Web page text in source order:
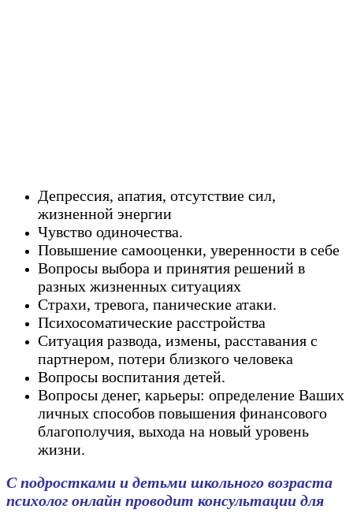
Депрессия, апатия, отсутствие сил,
жизненной энергии
Чувство одиночества.
Повышение самооценки, уверенности в себе
Вопросы выбора и принятия решений в
разных жизненных ситуациях
Страхи, тревога, панические атаки.
Психосоматические расстройства
Ситуация развода, измены, расставания с
партнером, потери близкого человека
Вопросы воспитания детей.
Вопросы денег, карьеры: определение Ваших
личных способов повышения финансового
благополучия, выхода на новый уровень
жизни.
С подростками и детьми школьного возраста
психолог онлайн проводит консультации для